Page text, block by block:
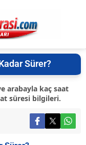
Sürer?
arabayla kaç saat
süresi bilgileri.